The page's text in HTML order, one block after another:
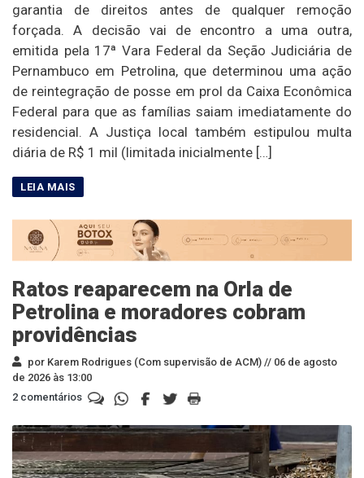
garantia de direitos antes de qualquer remoção
forçada. A decisão vai de encontro a uma outra,
emitida pela 17ª Vara Federal da Seção Judiciária de
Pernambuco em Petrolina, que determinou uma ação
de reintegração de posse em prol da Caixa Econômica
Federal para que as famílias saiam imediatamente do
residencial. A Justiça local também estipulou multa
diária de R$ 1 mil (limitada inicialmente […]
Ratos reaparecem na Orla de
Petrolina e moradores cobram
providências
por Karem Rodrigues (Com supervisão de ACM) // 06 de agosto
de 2026 às 13:00
2 comentários